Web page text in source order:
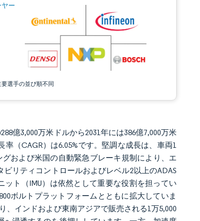
ー
選手の並び順不同
Intelligence。再利用にはCC BY 4.0の表示が必要です。
億3,000万米ドルから2031年には386億7,000万米
（CAGR）は6.05%です。堅調な成長は、車両1
および米国の自動緊急ブレーキ規制により、エ
リティコントロールおよびレベル2以上のADAS
ト（IMU）は依然として重要な役割を担ってい
ボルトプラットフォームとともに拡大していま
、インドおよび東南アジアで販売される1万5,000